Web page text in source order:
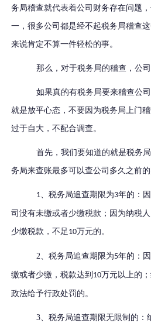
务局稽查就代表着公司财务存在问题
一，很多公司都是经不起税务局稽查
来说肯定不算一件轻松的事。
那么，对于税务局的稽查，公
如果真的有税务局要来稽查公
就是放平心态，不要因为税务局上门
过于自大，不配合调查。
首先，我们要知道的就是税务
务局来查账最多可以查公司多久之前
1、税务局追查期限为3年的：
司没有未缴或者少缴税款；因为纳税
少缴税款，不足 10万元的。
2、税务局追查期限为5年的：
缴或者少缴，税款达到 10万元以上的
政法给予行政处罚的。
3、税务局追查期限无限制的：